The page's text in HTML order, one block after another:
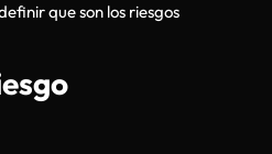
que son los riesgos